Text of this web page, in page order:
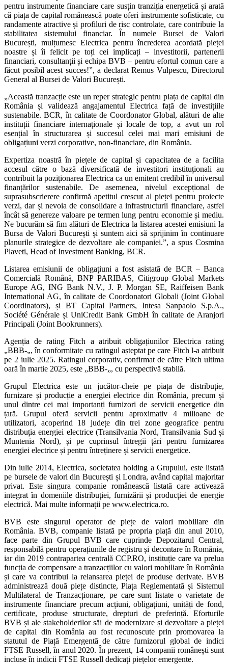
pentru instrumente financiare care susțin tranziția energetică și arată
că piața de capital românească poate oferi instrumente sofisticate, cu
randamente atractive și profiluri de risc controlate, care contribuie la
stabilitatea sistemului financiar. În numele Bursei de Valori
București, mulțumesc Electrica pentru încrederea acordată pieței
noastre și îi felicit pe toți cei implicați – investitorii, partenerii
financiari, consultanții și echipa BVB – pentru efortul comun care a
făcut posibil acest succes!”, a declarat Remus Vulpescu, Directorul
General al Bursei de Valori București.
„Această tranzacție este un reper strategic pentru piața de capital din
România și validează angajamentul Electrica față de investițiile
sustenabile. BCR, în calitate de Coordonator Global, alături de alte
instituții financiare internaționale și locale de top, a avut un rol
esențial în structurarea și succesul celei mai mari emisiuni de
obligațiuni verzi corporative, non-financiare, din România.
Expertiza noastră în piețele de capital și capacitatea de a facilita
accesul către o bază diversificată de investitori instituționali au
contribuit la poziționarea Electrica ca un emitent credibil în universul
finanțărilor sustenabile. De asemenea, nivelul excepțional de
suprasubscrierere confirmă apetitul crescut al pieței pentru proiecte
verzi, dar și nevoia de consolidare a infrastructurii financiare, astfel
încât să genereze valoare pe termen lung pentru economie și mediu.
Ne bucurăm să fim alături de Electrica la listarea acestei emisiuni la
Bursa de Valori București și suntem aici să sprijinim în continuare
planurile strategice de dezvoltare ale companiei.”, a spus Cosmina
Plaveti, Head of Investment Banking, BCR.
Listarea emisiunii de obligațiuni a fost asistată de BCR – Banca
Comercială Română, BNP PARIBAS, Citigroup Global Markets
Europe AG, ING Bank N.V., J. P. Morgan SE, Raiffeisen Bank
International AG, în calitate de Coordonatori Globali (Joint Global
Coordinators), și BT Capital Partners, Intesa Sanpaolo S.p.A.,
Société Générale și UniCredit Bank GmbH în calitate de Aranjori
Principali (Joint Bookrunners).
Agenția de rating Fitch a atribuit obligațiunilor Electrica rating
„BBB-„, în conformitate cu ratingul așteptat pe care Fitch l-a atribuit
pe 2 iulie 2025. Ratingul corporativ, confirmat de către Fitch ultima
oară în martie 2025, este „BBB-„, cu perspectivă stabilă.
Grupul Electrica este un jucător-cheie pe piața de distribuție,
furnizare și producție a energiei electrice din România, precum și
unul dintre cei mai importanți furnizori de servicii energetice din
țară. Grupul oferă servicii pentru aproximativ 4 milioane de
utilizatori, acoperind 18 județe din trei zone geografice pentru
distribuția energiei electrice (Transilvania Nord, Transilvania Sud și
Muntenia Nord), și pe cuprinsul întregii țări pentru furnizarea
energiei electrice și pentru întreținere și servicii energetice.
Din iulie 2014, Electrica, societatea holding a Grupului, este listată
pe bursele de valori din București și Londra, având capital majoritar
privat. Este singura companie românească listată care activează
integrat în domeniile distribuției, furnizării și producției de energie
electrică. Mai multe informații pe www.electrica.ro.
BVB este singurul operator de piețe de valori mobiliare din
România. BVB, companie listată pe propria piață din anul 2010,
face parte din Grupul BVB care cuprinde Depozitarul Central,
responsabilă pentru operațiunile de registru și decontare în România,
iar din 2019 contrapartea centrală CCP.RO, instituție care va prelua
funcția de compensare a tranzacțiilor cu valori mobiliare în România
și care va contribui la relansarea pieței de produse derivate. BVB
administrează două piețe distincte, Piața Reglementată și Sistemul
Multilateral de Tranzacționare, pe care sunt listate o varietate de
instrumente financiare precum acțiuni, obligațiuni, unități de fond,
certificate, produse structurate, drepturi de preferință. Eforturile
BVB și ale stakeholderilor săi de modernizare și dezvoltare a pieței
de capital din România au fost recunoscute prin promovarea la
statutul de Piață Emergentă de către furnizorul global de indici
FTSE Russell, în anul 2020. În prezent, 14 companii românești sunt
incluse în indicii FTSE Russell dedicați piețelor emergente.